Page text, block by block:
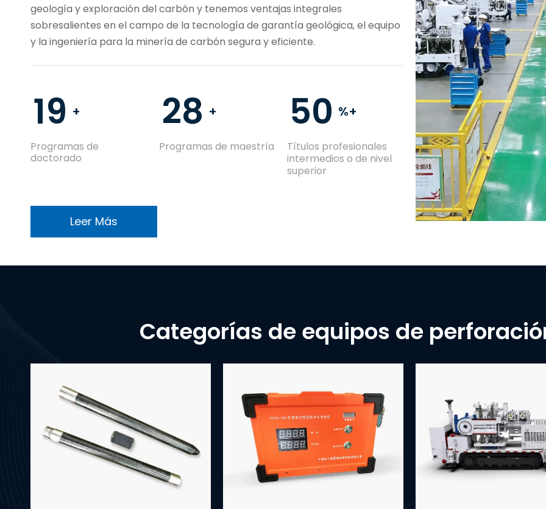
geología y exploración del carbón y tenemos ventajas integrales
sobresalientes en el campo de la tecnología de garantía geológica, el equipo
y la ingeniería para la minería de carbón segura y eficiente.
19 +
Programas de
doctorado
28 +
Programas de maestría
50 %+
Títulos profesionales
intermedios o de nivel
superior
Leer Más
Categorías de equipos de